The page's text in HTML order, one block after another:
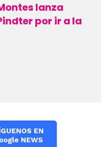
lanza
por ir a la